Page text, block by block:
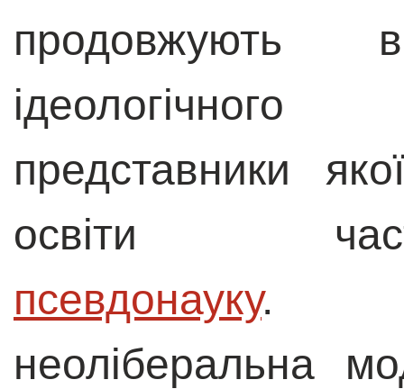
продовжують
представники
освіти
псевдонауку.
неоліберальна